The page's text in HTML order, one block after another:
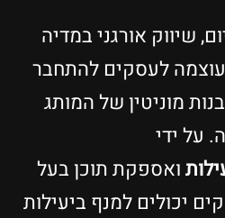
שיווק אורגני במדיה
לעסקים להתחבר
מוניטין של המותג
על ידי
ואספקת תוכן בעל
יכולים למנף ביעילות